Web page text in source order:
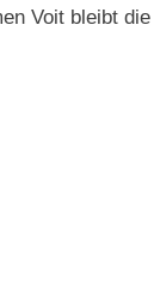
Voit bleibt